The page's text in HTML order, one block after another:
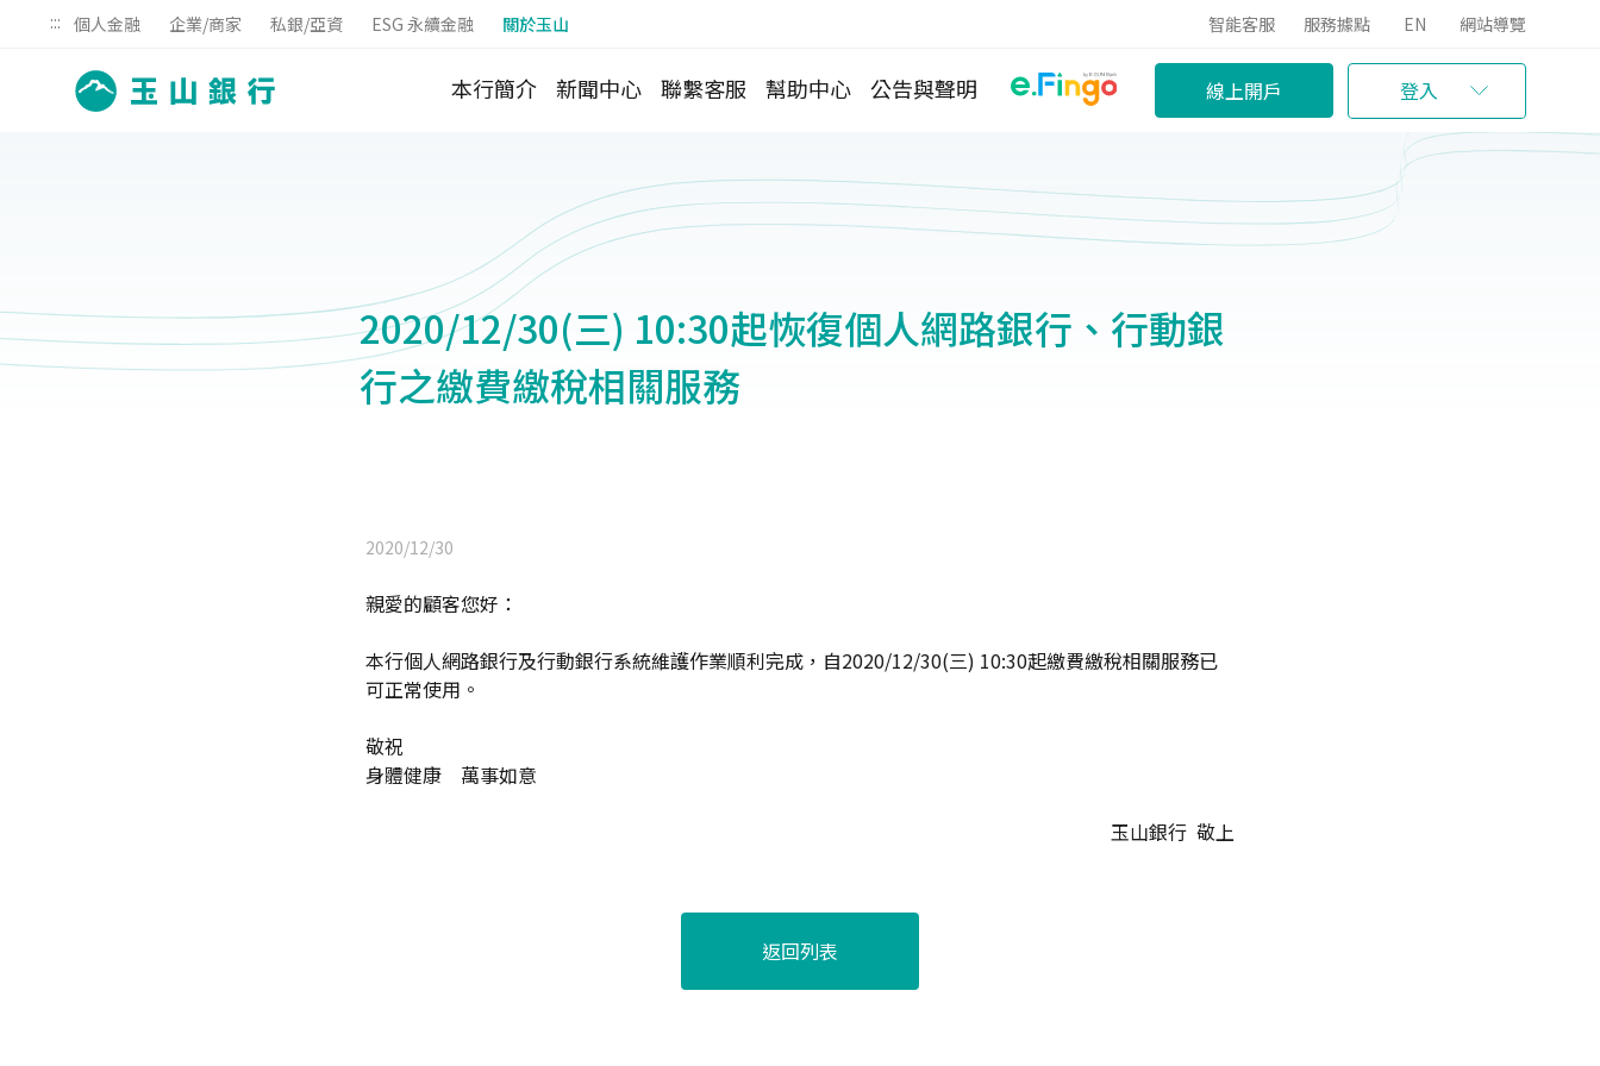
::: 個人金融 企業/商家 私銀/亞資 ESG 永續金融 關於玉山 智能客服 服務據點 EN 網站導覽
本行簡介 新聞中心 聯繫客服 幫助中心 公告與聲明 線上開戶 登入
2020/12/30(三) 10:30起恢復個人網路銀行、行動銀
行之繳費繳稅相關服務
2020/12/30
親愛的顧客您好：
本行個人網路銀行及行動銀行系統維護作業順利完成，自2020/12/30(三) 10:30起繳費繳稅相關服務已
可正常使用。
敬祝
身體健康 萬事如意
玉山銀行 敬上
返回列表